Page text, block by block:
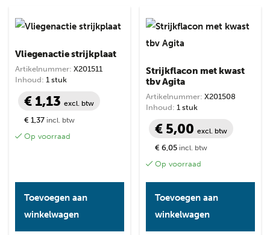
Vliegenactie strijkplaat
Artikelnummer: X201511
Inhoud: 1 stuk
€ 1,13 excl. btw
€ 1,37 incl. btw
Op voorraad
Toevoegen aan
winkelwagen
Strijkflacon met kwast
tbv Agita
Artikelnummer: X201508
Inhoud: 1 stuk
€ 5,00excl. btw
€ 6,05 incl. btw
Op voorraad
Toevoegen aan
winkelwagen